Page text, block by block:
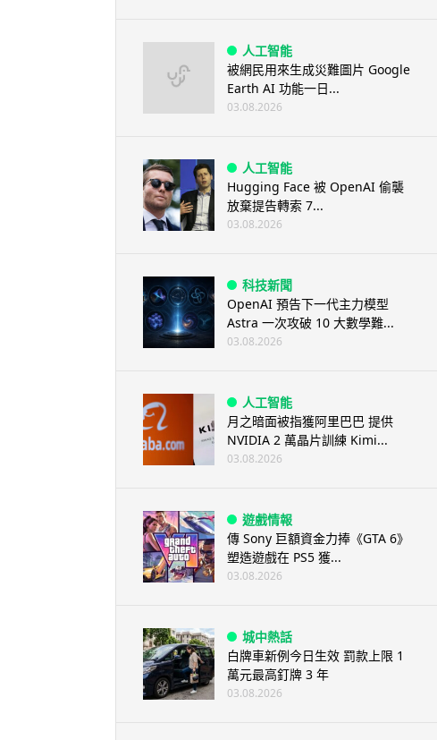
人工智能
被網民用來生成災難圖片 Google
Earth AI 功能一日...
03.08.2026
人工智能
Hugging Face 被 OpenAI 偷襲
放棄提告轉索 7...
03.08.2026
科技新聞
OpenAI 預告下一代主力模型
Astra 一次攻破 10 大數學難...
03.08.2026
人工智能
月之暗面被指獲阿里巴巴 提供
NVIDIA 2 萬晶片訓練 Kimi...
03.08.2026
遊戲情報
傳 Sony 巨額資金力捧《GTA 6》
塑造遊戲在 PS5 獲...
03.08.2026
城中熱話
白牌車新例今日生效 罰款上限 1
萬元最高釘牌 3 年
03.08.2026